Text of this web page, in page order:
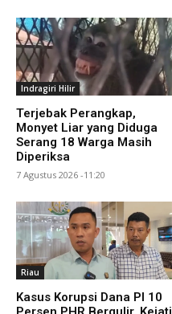
Indragiri Hilir
Terjebak Perangkap,
Monyet Liar yang Diduga
Serang 18 Warga Masih
Diperiksa
7 Agustus 2026 -11:20
Riau
Kasus Korupsi Dana PI 10